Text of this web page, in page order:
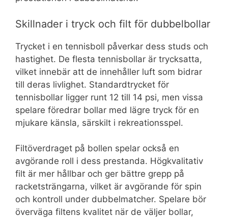
Skillnader i tryck och filt för dubbelbollar
Trycket i en tennisboll påverkar dess studs och
hastighet. De flesta tennisbollar är trycksatta,
vilket innebär att de innehåller luft som bidrar
till deras livlighet. Standardtrycket för
tennisbollar ligger runt 12 till 14 psi, men vissa
spelare föredrar bollar med lägre tryck för en
mjukare känsla, särskilt i rekreationsspel.
Filtöverdraget på bollen spelar också en
avgörande roll i dess prestanda. Högkvalitativ
filt är mer hållbar och ger bättre grepp på
racketsträngarna, vilket är avgörande för spin
och kontroll under dubbelmatcher. Spelare bör
överväga filtens kvalitet när de väljer bollar,